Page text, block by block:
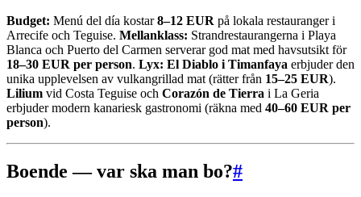
Budget: Menú del día kostar8–12 EUR på lokala restauranger i
Arrecife och Teguise. Mellanklass: Strandrestaurangerna i Playa
Blanca och Puerto del Carmen serverar god mat med havsutsikt för
18–30 EUR per person. Lyx: El Diablo i Timanfaya erbjuder den
unika upplevelsen av vulkangrillad mat (rätter från 15–25 EUR).
Lilium vid Costa Teguise och Corazón de Tierra i La Geria
erbjuder modern kanariesk gastronomi (räkna med 40–60 EUR per
person).
Boende — var ska man bo?#